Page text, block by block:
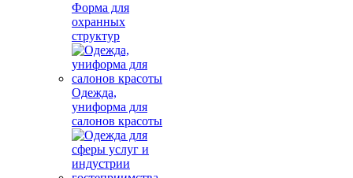
Форма для
охранных
структур
Одежда,
униформа для
салонов красоты